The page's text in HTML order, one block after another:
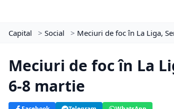
Capital > Social > Meciuri de foc în La Liga,
Meciuri de foc în La
6-8 martie